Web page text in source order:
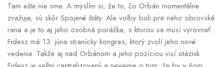
Tam ešte nie sme. A myslím si, že to, čo Orbán momentálne
zvažuje, sú skôr Spojené štáty. Ale voľby boli pre neho obrovská
rana a je to aj jeho osobná porážka, s ktorou sa musí vyrovnať.
Fidesz má 13. júna stranícky kongres, ktorý zvolí jeho nové
vedenie. Takže aj nad Orbánom a jeho pozíciou visí otáznik.